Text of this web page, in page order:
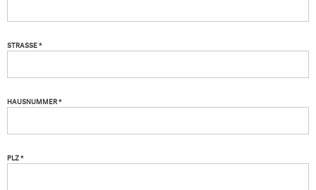
STRASSE *
HAUSNUMMER *
PLZ *